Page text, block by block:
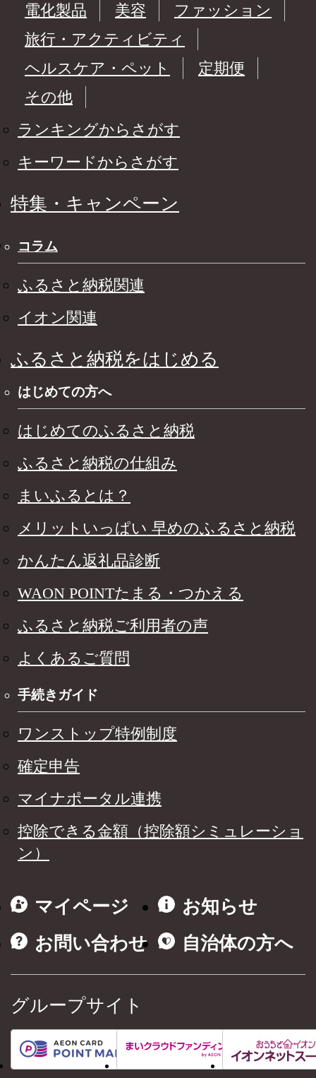
電化製品
美容
ファッション
旅行・アクティビティ
ヘルスケア・ペット
定期便
その他
ランキングからさがす
キーワードからさがす
特集・キャンペーン
コラム
ふるさと納税関連
イオン関連
ふるさと納税をはじめる
はじめての方へ
はじめてのふるさと納税
ふるさと納税の仕組み
まいふるとは？
メリットいっぱい 早めのふるさと納税
かんたん返礼品診断
WAON POINTたまる・つかえる
ふるさと納税ご利用者の声
よくあるご質問
手続きガイド
ワンストップ特例制度
確定申告
マイナポータル連携
控除できる金額（控除額シミュレーショ
ン）
マイページ
お知らせ
お問い合わせ
自治体の方へ
グループサイト